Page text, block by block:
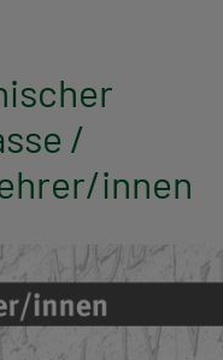
/
innen